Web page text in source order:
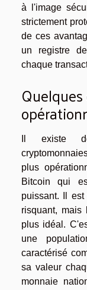
à l'image
strictement
de ces
un registre
chaque
Il existe
plus
Bitcoin qui
puissant. Il
risquant,
plus idéal.
une
caractérisé
sa valeur
monnaie